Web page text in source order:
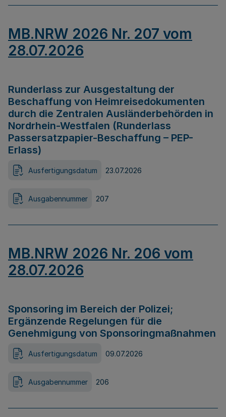
MB.NRW 2026 Nr. 207 vom
28.07.2026
Runderlass zur Ausgestaltung der
Beschaffung von Heimreisedokumenten
durch die Zentralen Ausländerbehörden in
Nordrhein-Westfalen (Runderlass
Passersatzpapier-Beschaffung – PEP-
Erlass)
Ausfertigungsdatum 23.07.2026
Ausgabennummer 207
MB.NRW 2026 Nr. 206 vom
28.07.2026
Sponsoring im Bereich der Polizei;
Ergänzende Regelungen für die
Genehmigung von Sponsoringmaßnahmen
Ausfertigungsdatum 09.07.2026
Ausgabennummer 206